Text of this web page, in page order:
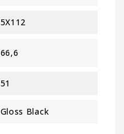
5X112
66,6
51
Gloss Black